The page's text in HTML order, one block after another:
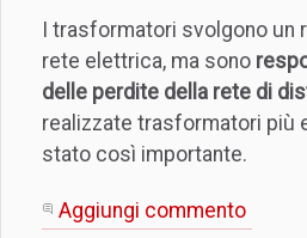
I trasformatori svolgono un
rete elettrica, ma sono
delle perdite della rete di
realizzate trasformatori più
stato così importante.
Aggiungi commento